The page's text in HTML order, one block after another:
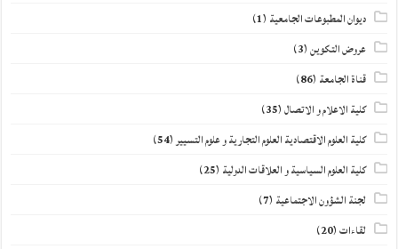
ديوان المطبوعات الجامعية (1)
عروض التكوين(3)
قناة الجامعة (86)
كلية الاعلام و الاتصال(35)
كلية العلوم الاقتصادية العلوم التجارية و علوم التسيير(54)
كلية العلوم السياسية و العلاقات الدولية (25)
لجنة الشؤون الاجتماعية (7)
لقاءات(20)